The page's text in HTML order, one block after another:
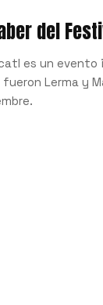
del
es un evento
Lerma y